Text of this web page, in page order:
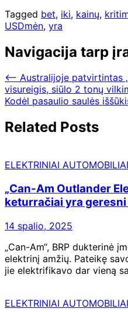
Tagged bet, iki, kainų,
USDmėn, yra
Navigacija tarp
⟵ Australijoje patvirtintas
visureigis, siūlo 2 tonų
Kodėl pasaulio saulės
Related Posts
ELEKTRINIAI AUTOMOBILIAI
„Can-Am Outlander
keturračiai yra
14 spalio, 2025
„Can-Am“, BRP dukterinė
elektrinį amžių. Pateikę
jie elektrifikavo dar vieną
ELEKTRINIAI AUTOMOBILIAI